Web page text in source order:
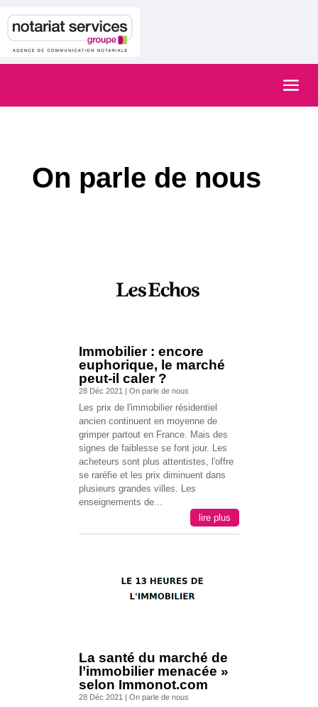
On parle de nous
Immobilier : encore
euphorique, le marché
peut-il caler ?
28 Déc 2021 On parle de nous
Les prix de l'immobilier résidentiel
ancien continuent en moyenne de
grimper partout en France. Mais des
signes de faiblesse se font jour. Les
acheteurs sont plus attentistes, l'offre
se raréfie et les prix diminuent dans
plusieurs grandes villes. Les
enseignements de...
lire plus
La santé du marché de
l’immobilier menacée »
selon Immonot.com
28 Déc 2021 | On parle de nous